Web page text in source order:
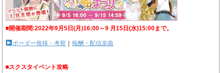
■開催期間:2022年9月5日(月)16:00～9 月15日(水)15:00まで。
ボーダー推移・考察 ｜報酬・配信楽曲
■スクスタイベント攻略